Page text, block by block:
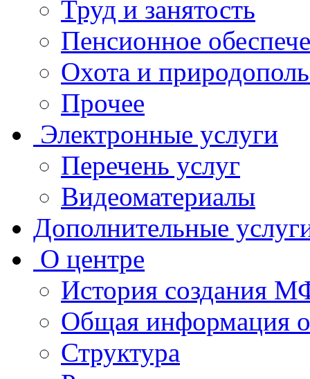
Труд и занятость
Пенсионное
Охота и
Прочее
Электронные услуги
Перечень услуг
Видеоматериалы
Дополнительные
О центре
История создания
Общая
Структура